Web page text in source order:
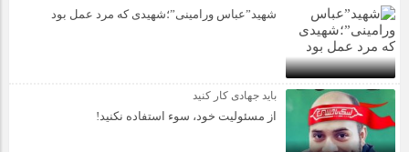
شهید”عباس ورامینی”؛شهیدی که مرد عمل بود
باید جهادی کار کنید
از مسئولیت خود، سوء استفاده نکنید!